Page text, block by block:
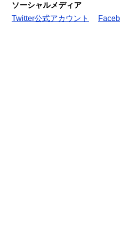
ソーシャルメディア
Twitter公式アカウント